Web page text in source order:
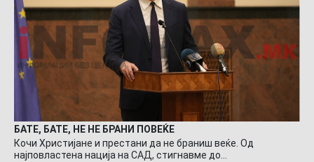
БАТЕ, БАТЕ, НЕ НЕ БРАНИ ПОВЕЌЕ
Кочи Христијане и престани да не браниш веќе. Од
најповластена нација на САД, стигнавме до…